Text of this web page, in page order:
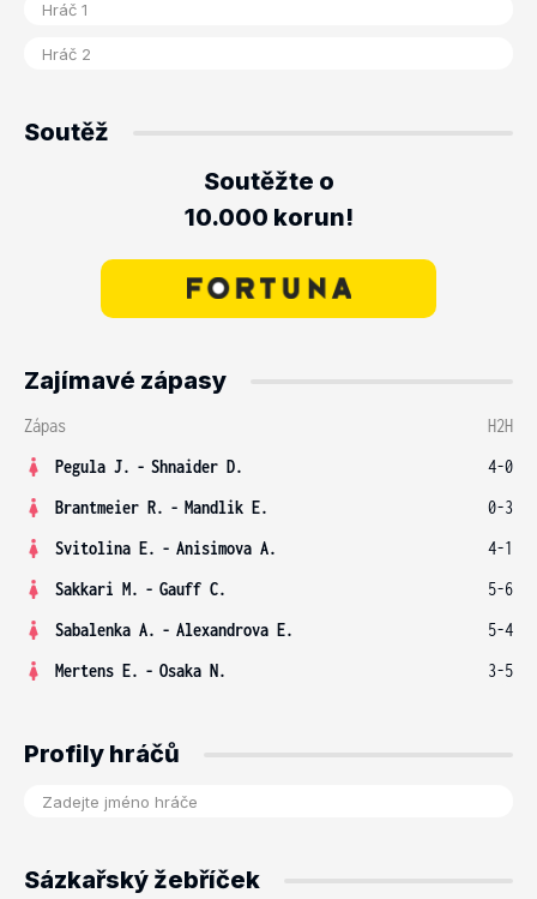
Soutěž
Soutěžte o
10.000 korun!
Zajímavé zápasy
Zápas
H2H
Pegula J. - Shnaider D.
4-0
Brantmeier R. - Mandlik E.
0-3
Svitolina E. - Anisimova A.
4-1
Sakkari M. - Gauff C.
5-6
Sabalenka A. - Alexandrova E.
5-4
Mertens E. - Osaka N. 3-5
Profily hráčů
Sázkařský žebříček